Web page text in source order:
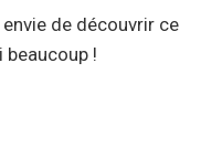
envie de découvrir ce
beaucoup !